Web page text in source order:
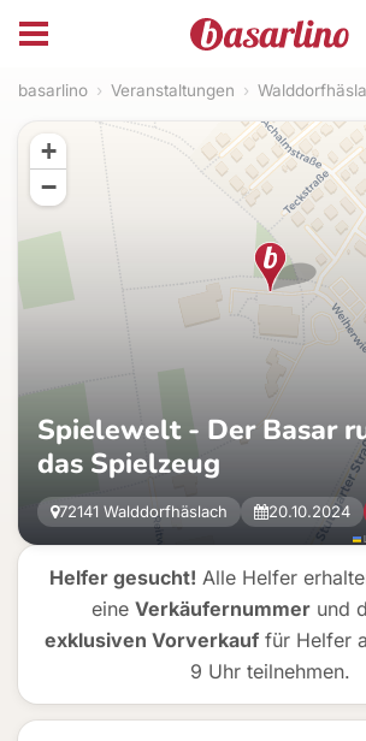
basarlino › Veranstaltungen ›
Helfer gesucht! Alle Helfer
eine Verkäufernummerund
exklusiven Vorverkauf für Helfer
9 Uhr teilnehmen.
Spielewelt - Der Basar
das Spielzeug
72141 Walddorfhäslach 20.10.2024
+
−